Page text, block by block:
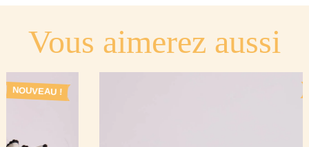
Vous aimerez aussi